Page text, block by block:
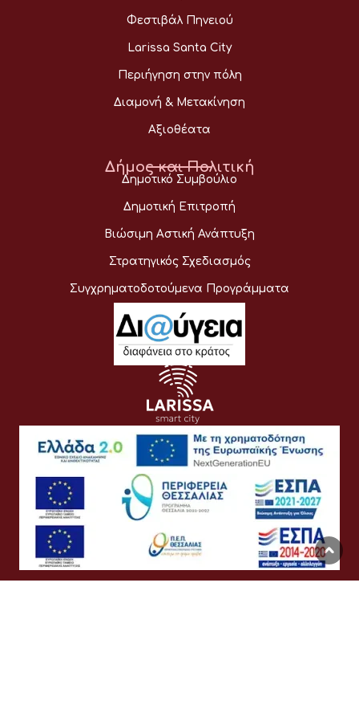
Φεστιβάλ Πηνειού
Larissa Santa City
Περιήγηση στην πόλη
Διαμονή & Μετακίνηση
Αξιοθέατα
Δήμος και Πολιτική
Δημοτικό Συμβούλιο
Δημοτική Επιτροπή
Βιώσιμη Αστική Ανάπτυξη
Στρατηγικός Σχεδιασμός
Συγχρηματοδοτούμενα Προγράμματα